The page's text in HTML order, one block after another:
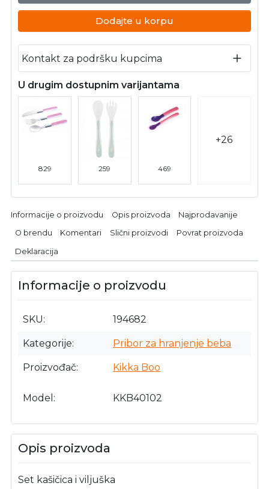
Dodajte u korpu
Kontakt za podršku kupcima
U drugim dostupnim varijantama
829 259 469
+26
Informacije o proizvodu Opis proizvoda Najprodavanije
O brendu Komentari Slični proizvodi Povrat proizvoda
Deklaracija
Informacije o proizvodu
SKU 194682
Kategorije Pribor za hranjenje beba
Proizvođač Kikka Boo
Model KKB40102
Opis proizvoda
Set kašičica i viljuška